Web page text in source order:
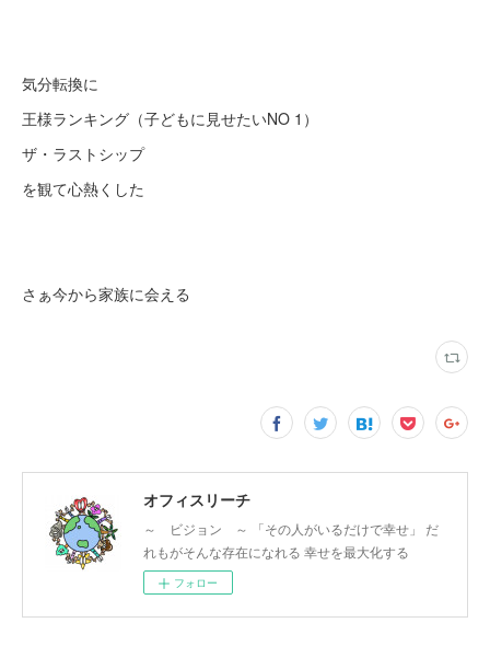
気分転換に
王様ランキング（子どもに見せたいNO 1）
ザ・ラストシップ
を観て心熱くした
さぁ今から家族に会える
オフィスリーチ
～ ビジョン ～ 「その人がいるだけで幸せ」 だ
れもがそんな存在になれる 幸せを最大化する
フォロー